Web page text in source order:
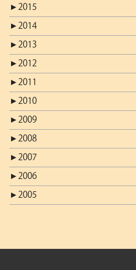
► 2015
► 2014
► 2013
► 2012
► 2011
► 2010
► 2009
► 2008
► 2007
► 2006
► 2005